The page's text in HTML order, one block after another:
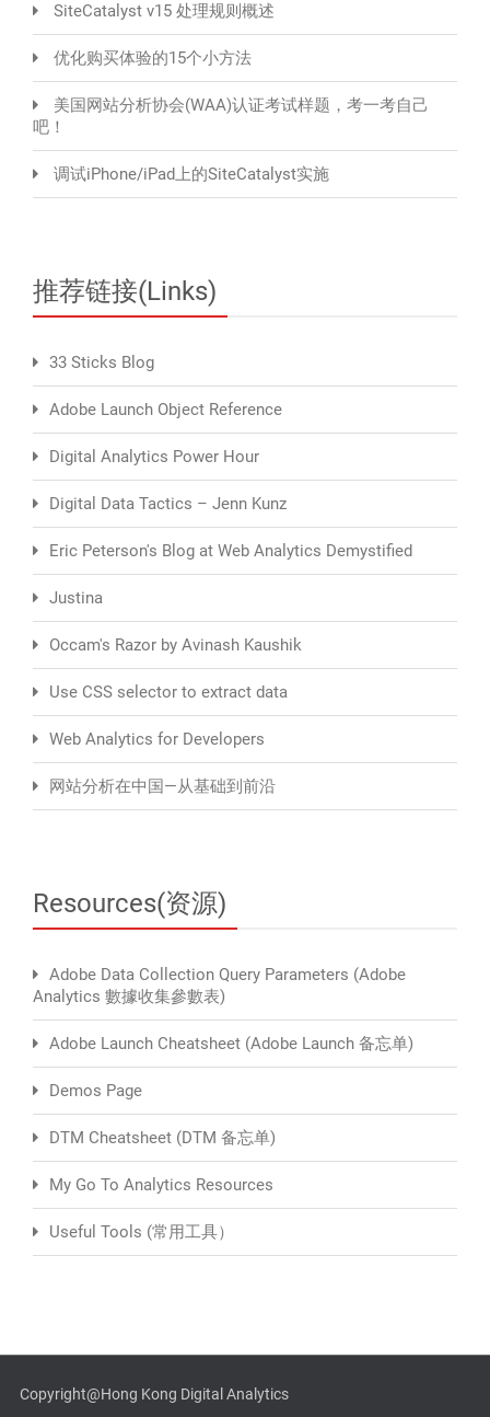
SiteCatalyst v15 处理规则概述
优化购买体验的15个小方法
美国网站分析协会(WAA)认证考试样题，考一考自己
吧！
调试iPhone/iPad上的SiteCatalyst实施
推荐链接(Links)
33 Sticks Blog
Adobe Launch Object Reference
Digital Analytics Power Hour
Digital Data Tactics – Jenn Kunz
Eric Peterson's Blog at Web Analytics Demystified
Justina
Occam's Razor by Avinash Kaushik
Use CSS selector to extract data
Web Analytics for Developers
网站分析在中国—从基础到前沿
Resources(资源)
Adobe Data Collection Query Parameters (Adobe
Analytics 數據收集參數表)
Adobe Launch Cheatsheet (Adobe Launch 备忘单)
Demos Page
DTM Cheatsheet (DTM 备忘单)
My Go To Analytics Resources
Useful Tools (常用工具）
Copyright@Hong Kong Digital Analytics